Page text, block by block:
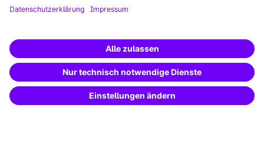
AGB
Datenschutz
Cookie-Einstellungen
Vertrag widerrufen